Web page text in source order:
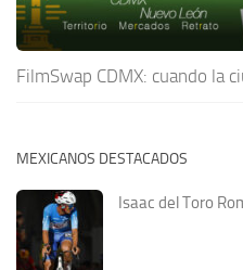
FilmSwap CDMX: cuando la
MEXICANOS DESTACADOS
Isaac del Toro